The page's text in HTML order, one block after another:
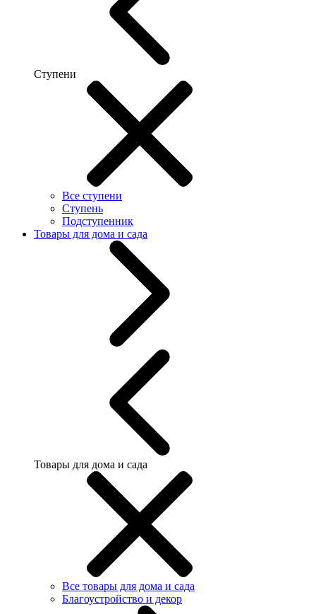
Ступени
Все ступени
Ступень
Подступенник
Товары для дома и сада
Товары для дома и сада
Все товары для дома и сада
Благоустройство и декор